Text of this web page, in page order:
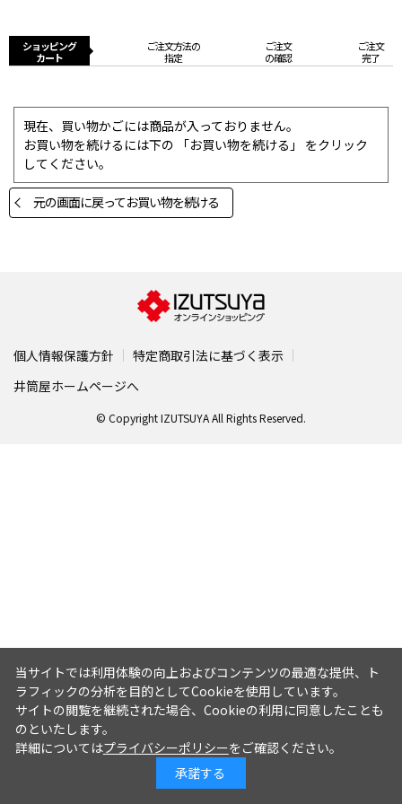
ショッピング
カート
ご注文方法の
指定
ご注文
の確認
ご注文
完了
現在、買い物かごには商品が入っておりません。
お買い物を続けるには下の 「お買い物を続ける」 をクリック
してください。
元の画面に戻ってお買い物を続ける
個人情報保護方針
特定商取引法に基づく表示
井筒屋ホームページへ
© Copyright IZUTSUYA All Rights Reserved.
当サイトでは利用体験の向上およびコンテンツの最適な提供、ト
ラフィックの分析を目的としてCookieを使用しています。
サイトの閲覧を継続された場合、Cookieの利用に同意したことも
のといたします。
詳細についてはプライバシーポリシーをご確認ください。
承諾する